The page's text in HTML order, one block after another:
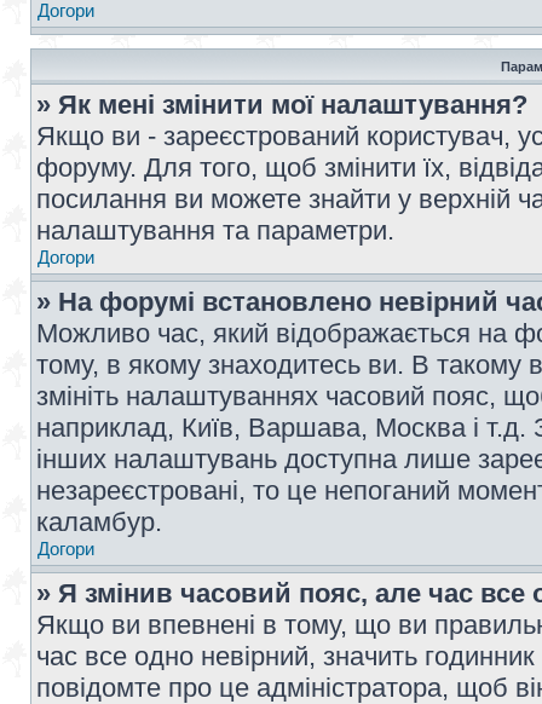
Догори
» Як мені змінити мої налаштування?
Якщо ви - зареєстрований користувач,
форуму. Для того, щоб змінити їх,
посилання ви можете знайти у верхній
налаштування та параметри.
Догори
» На форумі встановлено невірний
Можливо час, який відображається на
тому, в якому знаходитесь ви. В такому
змініть налаштуваннях часовий пояс,
наприклад, Київ, Варшава, Москва і т.д.
інших налаштувань доступна лише
незареєстровані, то це непоганий
каламбур.
Догори
» Я змінив часовий пояс, але час все
Якщо ви впевнені в тому, що ви
час все одно невірний, значить
повідомте про це адміністратора, щоб